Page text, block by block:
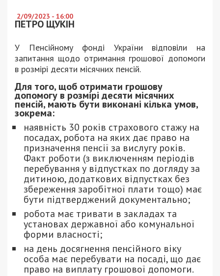
2/09/2023 - 16:00
ПЕТРО ЩУКІН
У Пенсійному фонді України відповіли на
запитання щодо отримання грошової допомоги
в розмірі десяти місячних пенсій.
Для того, щоб отримати грошову
допомогу в розмірі десяти місячних
пенсій, мають бути виконані кілька умов,
зокрема:
наявність 30 років страхового стажу на
посадах, робота на яких дає право на
призначення пенсії за вислугу років.
Факт роботи (з виключенням періодів
перебування у відпустках по догляду за
дитиною, додаткових відпустках без
збереження заробітної плати тощо) має
бути підтверджений документально;
робота має тривати в закладах та
установах державної або комунальної
форми власності;
на день досягнення пенсійного віку
особа має перебувати на посаді, що дає
право на виплату грошової допомоги.